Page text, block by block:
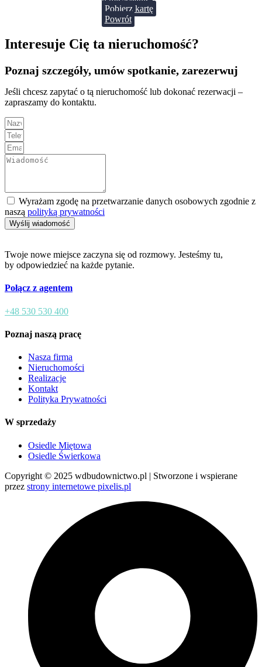
Pobierz kartę
Powrót
Interesuje Cię ta nieruchomość?
Poznaj szczegóły, umów spotkanie, zarezerwuj
Jeśli chcesz zapytać o tą nieruchomość lub dokonać rezerwacji –
zapraszamy do kontaktu.
Wyrażam zgodę na przetwarzanie danych osobowych zgodnie z
naszą polityką prywatności
Wyślij wiadomość
Twoje nowe miejsce zaczyna się od rozmowy. Jesteśmy tu,
by odpowiedzieć na każde pytanie.
Połącz z agentem
+48 530 530 400
Poznaj naszą pracę
Nasza firma
Nieruchomości
Realizacje
Kontakt
Polityka Prywatności
W sprzedaży
Osiedle Miętowa
Osiedle Świerkowa
Copyright © 2025 wdbudownictwo.pl | Stworzone i wspierane
przez strony internetowe pixelis.pl